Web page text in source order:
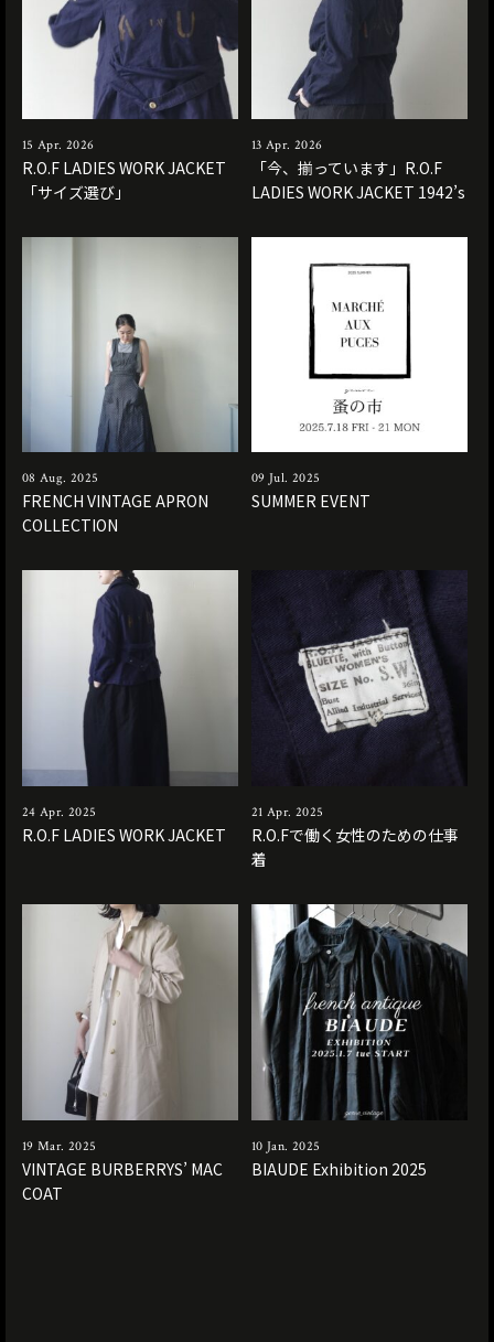
15 Apr. 2026
R.O.F LADIES WORK JACKET
「サイズ選び」
13 Apr. 2026
「今、揃っています」R.O.F
LADIES WORK JACKET 1942’s
08 Aug. 2025
FRENCH VINTAGE APRON
COLLECTION
09 Jul. 2025
SUMMER EVENT
24 Apr. 2025
R.O.F LADIES WORK JACKET
21 Apr. 2025
R.O.Fで働く女性のための仕事
着
19 Mar. 2025
VINTAGE BURBERRYS’ MAC
COAT
10 Jan. 2025
BIAUDE Exhibition 2025